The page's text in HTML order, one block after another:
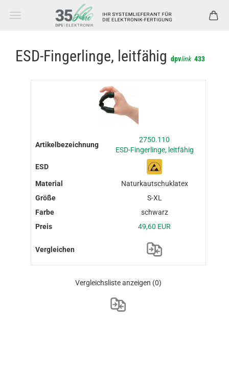
ESD-Fingerlinge, leitfähig dpvlink 433
2750.110
ESD-Fingerlinge, leitfähig
Naturkautschuklatex
S-XL
schwarz
49,60 EUR
Vergleichsliste anzeigen (0)